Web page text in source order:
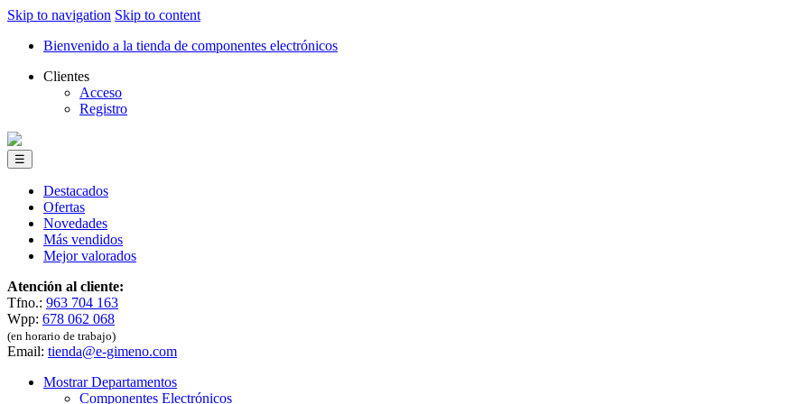
Skip to navigation Skip to content
Bienvenido a la tienda de componentes electrónicos
Clientes
Acceso
Registro
☰
Destacados
Ofertas
Novedades
Más vendidos
Mejor valorados
Atención al cliente:
Tfno.: 963 704 163
Wpp: 678 062 068
(en horario de trabajo)
Email: tienda@e-gimeno.com
Mostrar Departamentos
Componentes Electrónicos